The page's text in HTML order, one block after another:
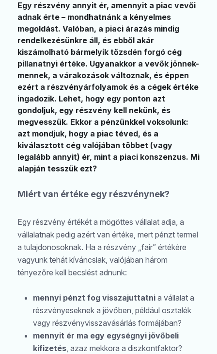
Egy részvény annyit ér, amennyit a piac vevői
adnak érte – mondhatnánk a kényelmes
megoldást. Valóban, a piaci árazás mindig
rendelkezésünkre áll, és ebből akár
kiszámolható bármelyik tőzsdén forgó cég
pillanatnyi értéke. Ugyanakkor a vevők jönnek-
mennek, a várakozások változnak, és éppen
ezért a részvényárfolyamok és a cégek értéke
ingadozik. Lehet, hogy egy ponton azt
gondoljuk, egy részvény kell nekünk, és
megvesszük. Ekkor a pénzünkkel voksolunk:
azt mondjuk, hogy a piac téved, és a
kiválasztott cég valójában többet (vagy
legalább annyit) ér, mint a piaci konszenzus. Mi
alapján tesszük ezt?
Miért van értéke egy részvénynek?
Egy részvény értékét a mögöttes vállalat adja, a
vállalatnak pedig azért van értéke, mert pénzt termel
a tulajdonosoknak. Ha a részvény „fair” értékére
vagyunk tehát kíváncsiak, valójában három
tényezőre kell becslést adnunk:
mennyi pénzt fog visszajuttatni a vállalat a
részvényeseknek a jövőben, például osztalék
vagy részvényvisszavásárlás formájában?
mennyit ér ma egy egységnyi jövőbeli
kifizetés, azaz mekkora a diszkontfaktor?